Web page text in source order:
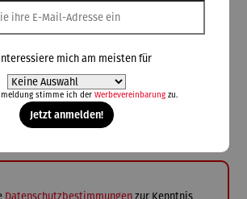
Verifizierung
Hier klicken
FriendlyCaptcha ⇗
Datenschutzbestimmungen zur Kenntnis
mich am meisten für
stimme ich der Werbevereinbarungzu.
Jetzt anmelden!